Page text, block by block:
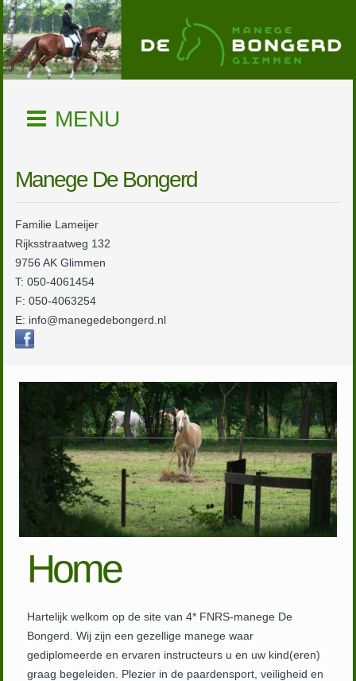
MENU
Manege De Bongerd
Familie Lameijer
Rijksstraatweg 132
9756 AK Glimmen
T: 050-4061454
F: 050-4063254
E: info@manegedebongerd.nl
Home
Hartelijk welkom op de site van 4* FNRS-manege De
Bongerd. Wij zijn een gezellige manege waar
gediplomeerde en ervaren instructeurs u en uw kind(eren)
graag begeleiden. Plezier in de paardensport, veiligheid en